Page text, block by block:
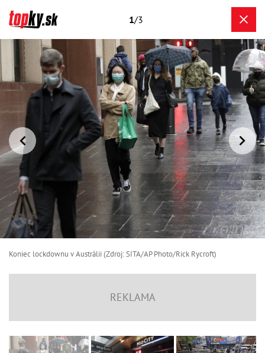
1/3
Koniec lockdownu v Austrálii (Zdroj: SITA/AP Photo/Rick Rycroft)